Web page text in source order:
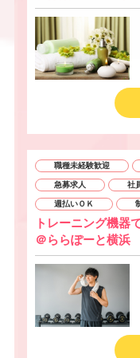
職種未経験歓迎
急募求人 社
週払いＯＫ
トレーニング機器
＠ららぽーと横浜